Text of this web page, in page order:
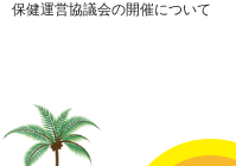
保健運営協議会の開催について